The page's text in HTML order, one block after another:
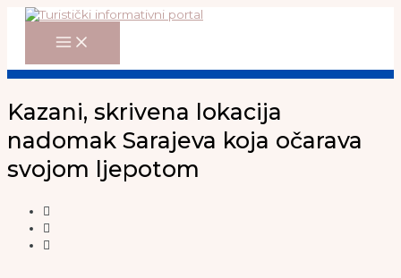
Skip
Menu
Kazani, skrivena lokacija
nadomak Sarajeva koja očarava
svojom ljepotom